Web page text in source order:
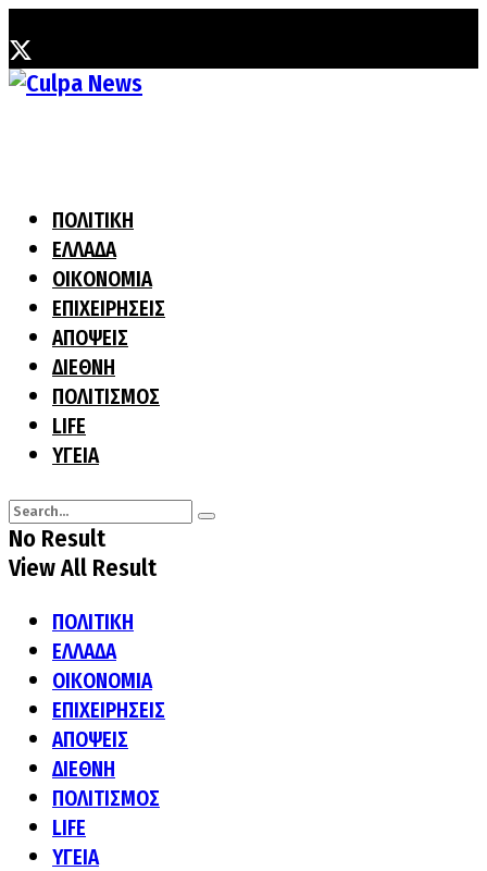
ΠΟΛΙΤΙΚΗ
ΕΛΛΑΔΑ
ΟΙΚΟΝΟΜΙΑ
ΕΠΙΧΕΙΡΗΣΕΙΣ
ΑΠΟΨΕΙΣ
ΔΙΕΘΝΗ
ΠΟΛΙΤΙΣΜΟΣ
LIFE
ΥΓΕΙΑ
No Result
View All Result
ΠΟΛΙΤΙΚΗ
ΕΛΛΑΔΑ
ΟΙΚΟΝΟΜΙΑ
ΕΠΙΧΕΙΡΗΣΕΙΣ
ΑΠΟΨΕΙΣ
ΔΙΕΘΝΗ
ΠΟΛΙΤΙΣΜΟΣ
LIFE
ΥΓΕΙΑ